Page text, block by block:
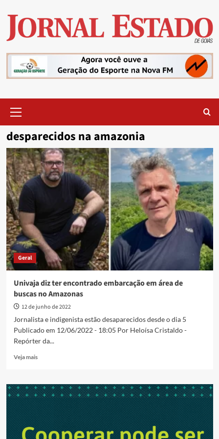
content
Menu
desparecidos na amazonia
Geral
Univaja diz ter encontrado embarcação em área de
buscas no Amazonas
12 de junho de 2022
Jornalista e indigenista estão desaparecidos desde o dia 5
Publicado em 12/06/2022 - 18:05 Por Heloísa Cristaldo -
Repórter da...
Veja maisRead
Univaja
diz
em